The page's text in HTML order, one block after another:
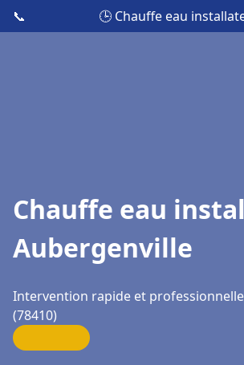
📞 🕒 Chauffe eau
Chauffe eau
Aubergenville
Intervention rapide et
(78410)